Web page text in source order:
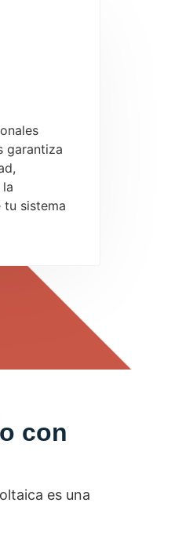
garantiza
sistema
con
es una